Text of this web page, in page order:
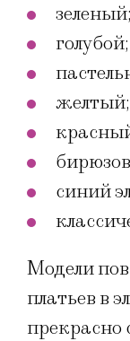
зеленый;
голубой;
желтый;
синий
Модели
платьев в